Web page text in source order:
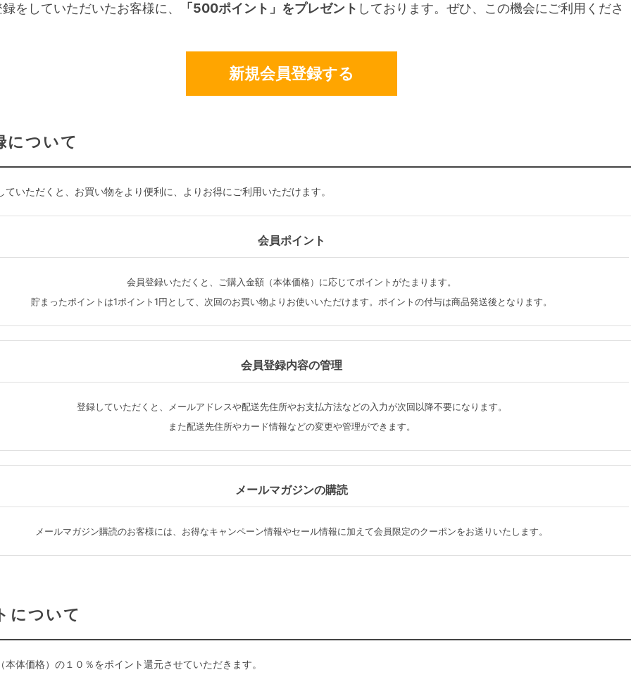
をしていただいたお客様に、 「500ポイント」をプレゼント しております。ぜひ、この機会にご利用くださ
新規会員登録する
について
ていただくと、お買い物をより便利に、よりお得にご利用いただけます。
会員ポイント
会員登録いただくと、ご購入金額（本体価格）に応じてポイントがたまります。
貯まったポイントは1ポイント1円として、次回のお買い物よりお使いいただけます。ポイントの付与は商品発送後となります。
会員登録内容の管理
登録していただくと、メールアドレスや配送先住所やお支払方法などの入力が次回以降不要になります。
また配送先住所やカード情報などの変更や管理ができます。
メールマガジンの購読
メールマガジン購読のお客様には、お得なキャンペーン情報やセール情報に加えて会員限定のクーポンをお送りいたします。
について
本体価格）の１０％をポイント還元させていただきます。